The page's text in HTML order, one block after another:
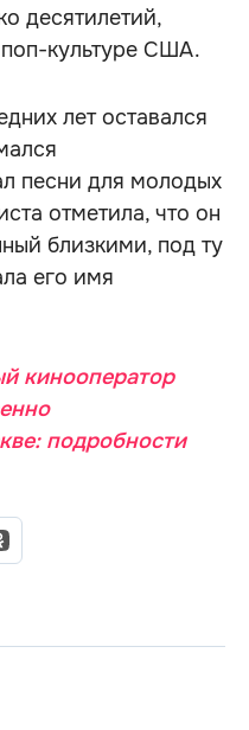
десятилетий,
культуре США.
лет оставался
песни для молодых
отметила, что он
близкими, под ту
его имя
кинооператор
подробности